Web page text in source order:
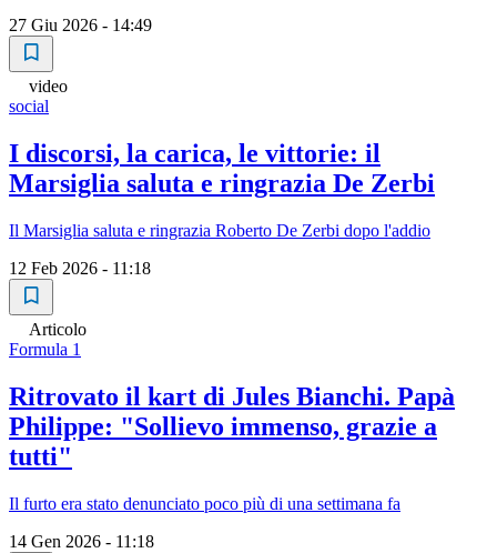
27 Giu 2026 - 14:49
video
social
I discorsi, la carica, le vittorie: il
Marsiglia saluta e ringrazia De Zerbi
Il Marsiglia saluta e ringrazia Roberto De Zerbi dopo l'addio
12 Feb 2026 - 11:18
Articolo
Formula 1
Ritrovato il kart di Jules Bianchi. Papà
Philippe: "Sollievo immenso, grazie a
tutti"
Il furto era stato denunciato poco più di una settimana fa
14 Gen 2026 - 11:18